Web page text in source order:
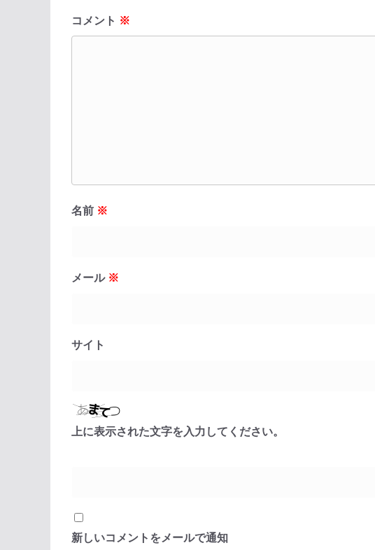
コメント ※
名前 ※
メール ※
サイト
上に表示された文字を入力してください。
新しいコメントをメールで通知